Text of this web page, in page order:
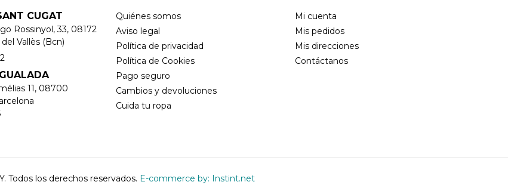
CUGAT
Rossinyol, 33, 08172
Vallès (Bcn)
11, 08700
Quiénes somos
Aviso legal
Política de privacidad
Política de Cookies
Pago seguro
Cambios y devoluciones
Cuida tu ropa
Mi cuenta
Mis pedidos
Mis direcciones
Contáctanos
Todos los derechos reservados. E-commerce by: Instint.net